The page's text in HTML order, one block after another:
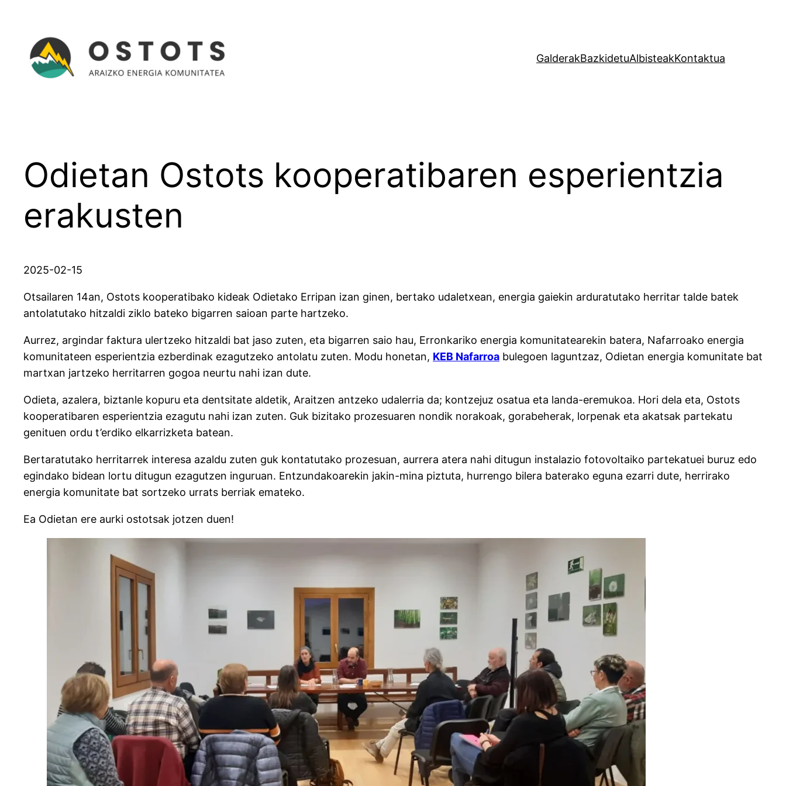
GalderakBazkidetuAlbisteakKontaktua
Odietan Ostots kooperatibaren esperientzia
erakusten
2025-02-15
Otsailaren 14an, Ostots kooperatibako kideak Odietako Erripan izan ginen, bertako udaletxean, energia gaiekin arduratutako herritar talde batek
antolatutako hitzaldi ziklo bateko bigarren saioan parte hartzeko.
Aurrez, argindar faktura ulertzeko hitzaldi bat jaso zuten, eta bigarren saio hau, Erronkariko energia komunitatearekin batera, Nafarroako energia
komunitateen esperientzia ezberdinak ezagutzeko antolatu zuten. Modu honetan, KEB Nafarroa bulegoen laguntzaz, Odietan energia komunitate bat
martxan jartzeko herritarren gogoa neurtu nahi izan dute.
Odieta, azalera, biztanle kopuru eta dentsitate aldetik, Araitzen antzeko udalerria da; kontzejuz osatua eta landa-eremukoa. Hori dela eta, Ostots
kooperatibaren esperientzia ezagutu nahi izan zuten. Guk bizitako prozesuaren nondik norakoak, gorabeherak, lorpenak eta akatsak partekatu
genituen ordu t’erdiko elkarrizketa batean.
Bertaratutako herritarrek interesa azaldu zuten guk kontatutako prozesuan, aurrera atera nahi ditugun instalazio fotovoltaiko partekatuei buruz edo
egindako bidean lortu ditugun ezagutzen inguruan. Entzundakoarekin jakin-mina piztuta, hurrengo bilera baterako eguna ezarri dute, herrirako
energia komunitate bat sortzeko urrats berriak emateko.
Ea Odietan ere aurki ostotsak jotzen duen!